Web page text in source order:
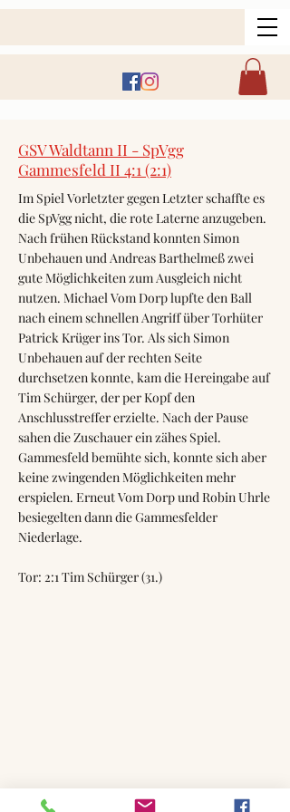
GSV Waldtann II - SpVgg
Gammesfeld II 4:1 (2:1)
Im Spiel Vorletzter gegen Letzter schaffte es
die SpVgg nicht, die rote Laterne anzugeben.
Nach frühen Rückstand konnten Simon
Unbehauen und Andreas Barthelmeß zwei
gute Möglichkeiten zum Ausgleich nicht
nutzen. Michael Vom Dorp lupfte den Ball
nach einem schnellen Angriff über Torhüter
Patrick Krüger ins Tor. Als sich Simon
Unbehauen auf der rechten Seite
durchsetzen konnte, kam die Hereingabe auf
Tim Schürger, der per Kopf den
Anschlusstreffer erzielte. Nach der Pause
sahen die Zuschauer ein zähes Spiel.
Gammesfeld bemühte sich, konnte sich aber
keine zwingenden Möglichkeiten mehr
erspielen. Erneut Vom Dorp und Robin Uhrle
besiegelten dann die Gammesfelder
Niederlage.
Tor: 2:1 Tim Schürger (31.)